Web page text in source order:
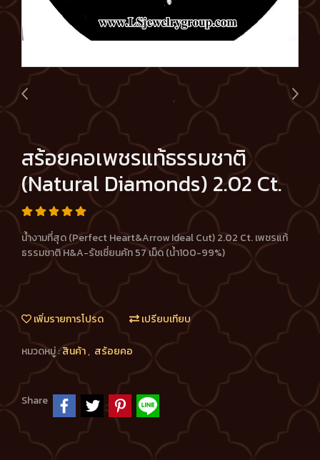
สร้อยคอเพชรแท้ธรรมชาติ
(Natural Diamonds) 2.02 Ct.
น้ำงามที่สุด (Perfect Heart&Arrow Ideal Cut) 2.02 Ct. เพชรแท้
ธรรมชาติ H&A-รัชเชี่ยนคัท 57 เม็ด (น้ำ100-99%)
เพิ่มรายการโปรด เปรียบเทียบ
หมวดหมู่ :สินค้า, สร้อยคอ
Share